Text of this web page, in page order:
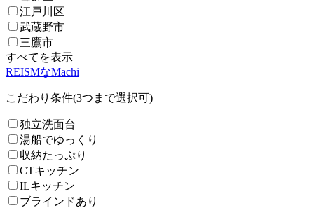
江戸川区
武蔵野市
三鷹市
すべてを表示
REISMなMachi
こだわり条件(3つまで選択可)
独立洗面台
湯船でゆっくり
収納たっぷり
CTキッチン
ILキッチン
ブラインドあり